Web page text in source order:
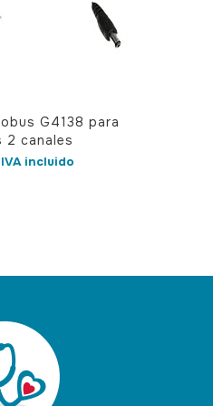
G4138 para
2 canales
IVA incluido